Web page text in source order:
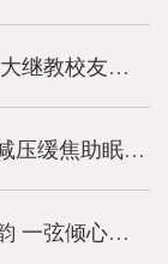
社团联动汇温情 多彩活动聚同心｜人大继教校友公益社团6月活动回顾
【校友活动预告】悦健同行社・瑜伽减压缓焦助眠公益活动
【明德传统文化社活动回顾】京腔胡韵 一弦倾心—京胡科普与演奏分享会圆满落幕